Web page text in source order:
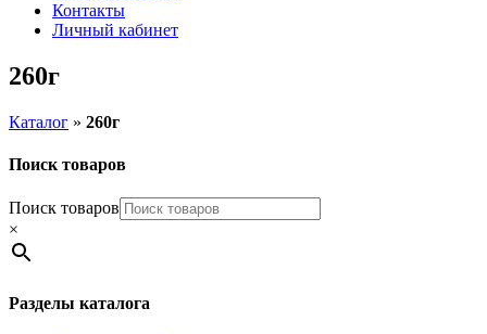
Контакты
Личный кабинет
260г
Каталог » 260г
Поиск товаров
Поиск товаров
×
Разделы каталога